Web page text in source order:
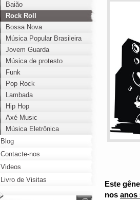
Este
nos anos
Baião
Rock Roll
Bossa Nova
Música Popular Brasileira
Jovem Guarda
Música de protesto
Funk
Pop Rock
Lambada
Hip Hop
Axé Music
Música Eletrônica
Blog
Contacte-nos
Videos
Livro de Visitas